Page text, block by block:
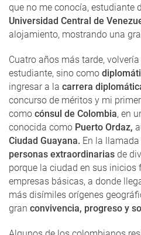
que no me conocía, estudiante
Universidad Central de
alojamiento, mostrando una
Cuatro años más tarde,
estudiante, sino como
ingresar a la carrera
concurso de méritos y mi
como cónsul de Colombia, en
conocida como Puerto Ordaz,
Ciudad Guayana. En la llamada
personas extraordinarias de
porque la ciudad en sus inicios
empresas básicas, a donde
más disímiles orígenes
gran convivencia, progreso y